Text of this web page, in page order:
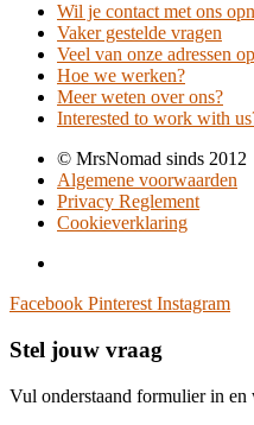
Wil je contact met ons
Vaker gestelde vragen
Veel van onze adressen
Hoe we werken?
Meer weten over ons?
Interested to work with
© MrsNomad sinds 2012
Algemene voorwaarden
Privacy Reglement
Cookieverklaring
Facebook Pinterest Instagram
Stel jouw vraag
Vul onderstaand formulier in en